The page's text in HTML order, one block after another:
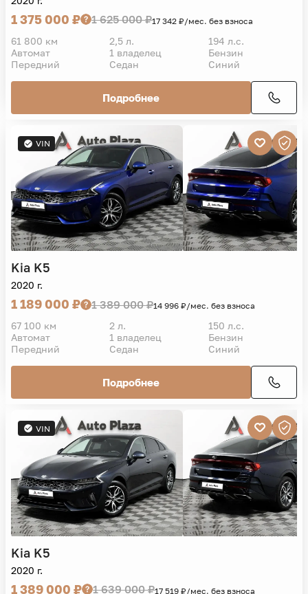
1 375 000 ₽ 1 625 000 ₽17 342 ₽/мес. без взноса
61 800 км 2,5 л.
194 л.с.
Автомат
1 владелец
Бензин
Передний
Седан Синий
Подробнее
VIN
Kia K5
2020 г.
1 189 000 ₽ 1 389 000 ₽14 996 ₽/мес. без взноса
67 100 км 2 л.
150 л.с.
Автомат
1 владелец
Бензин
Передний
Седан Синий
Подробнее
VIN
Kia K5
2020 г.
1 389 000 ₽ 1 639 000 ₽17 519 ₽/мес. без взноса